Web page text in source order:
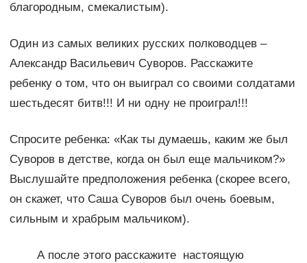
благородным, смекалистым).
Один из самых великих русских полководцев –
Александр Васильевич Суворов. Расскажите
ребенку о том, что он выиграл со своими солдатами
шестьдесят битв!!! И ни одну не проиграл!!!
Спросите ребенка: «Как ты думаешь, каким же был
Суворов в детстве, когда он был еще мальчиком?»
Выслушайте предположения ребенка (скорее всего,
он скажет, что Саша Суворов был очень боевым,
сильным и храбрым мальчиком).
А после этого расскажите настоящую